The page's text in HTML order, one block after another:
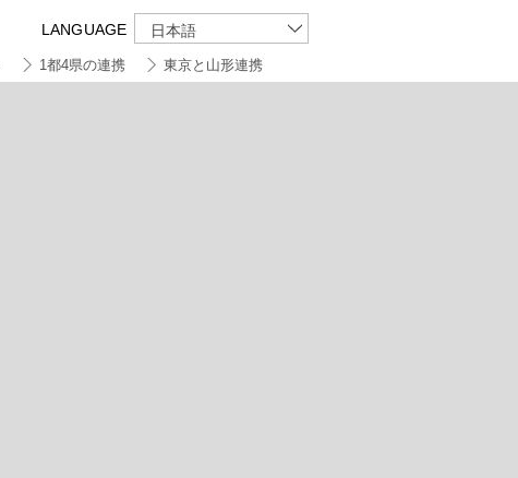
LANGUAGE 日本語
1都4県の連携 東京と山形連携